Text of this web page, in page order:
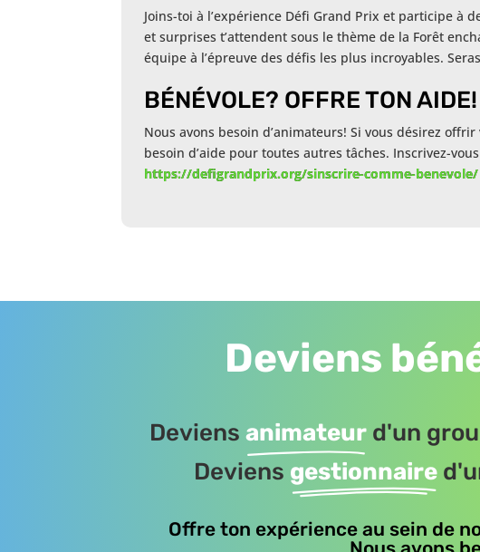
Joins-toi à l’expérience Défi Grand Prix et participe à
et surprises t’attendent sous le thème de la Forêt
équipe à l’épreuve des défis les plus incroyables.
BÉNÉVOLE? OFFRE TON AIDE!
Nous avons besoin d’animateurs! Si vous désirez
besoin d’aide pour toutes autres tâches. Inscrivez-
https://defigrandprix.org/sinscrire-comme-benevole/
Deviens
Deviensanimateur d'un
Deviens gestionnaire
Offre ton expérience au sein de